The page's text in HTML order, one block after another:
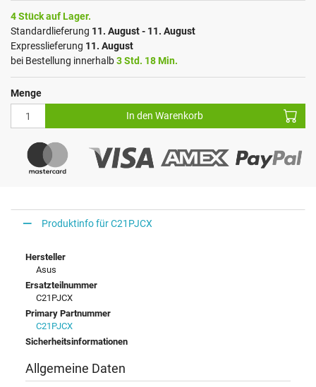
4 Stück auf Lager.
Standardlieferung 11. August - 11. August
Expresslieferung 11. August
bei Bestellung innerhalb3 Std. 18 Min.
Menge
In den Warenkorb
Produktinfo für C21PJCX
Hersteller
Asus
Ersatzteilnummer
C21PJCX
Primary Partnummer
C21PJCX
Sicherheitsinformationen
Allgemeine Daten